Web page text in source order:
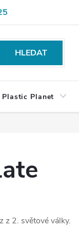
peněz
HLEDAT
Plastic Planet
z 2. světové války.